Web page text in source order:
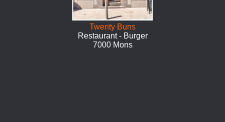
Twenty Buns
Restaurant - Burger
7000 Mons